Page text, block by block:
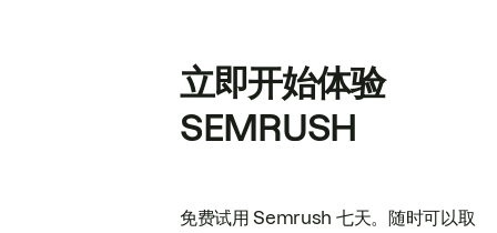
立即开始体验
SEMRUSH
免费试用 Semrush 七天。随时可以取